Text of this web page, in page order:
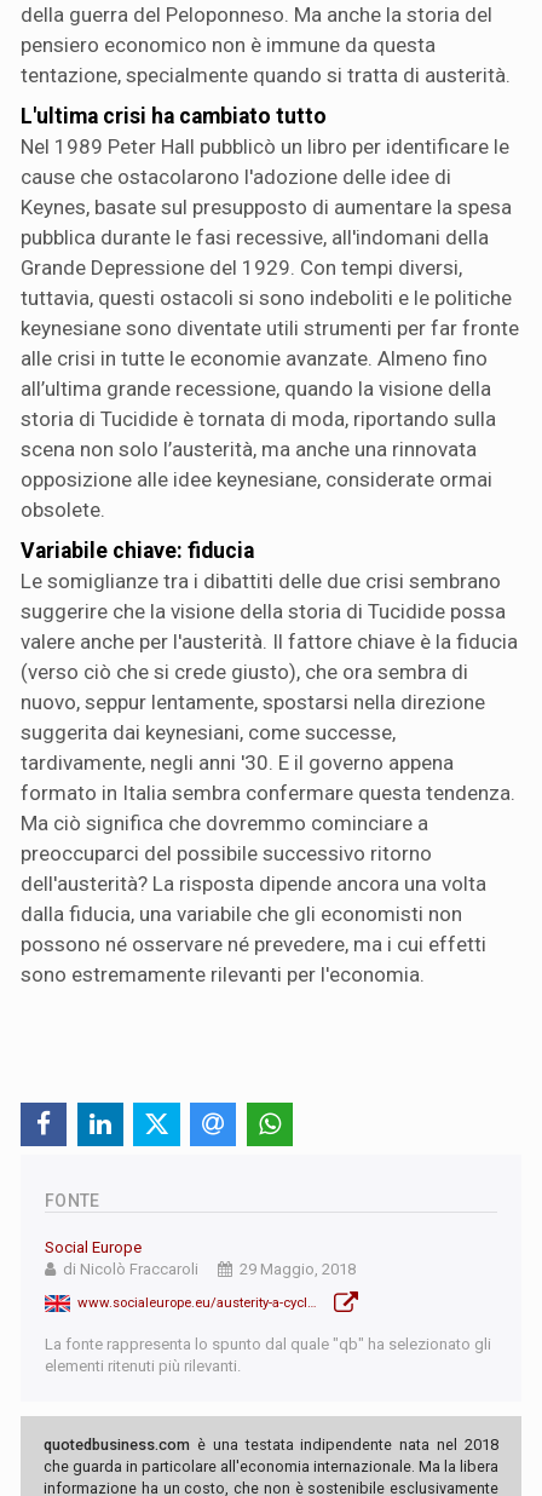
della guerra del Peloponneso. Ma anche la storia del
pensiero economico non è immune da questa
tentazione, specialmente quando si tratta di austerità.
L'ultima crisi ha cambiato tutto
Nel 1989 Peter Hall pubblicò un libro per identificare le
cause che ostacolarono l'adozione delle idee di
Keynes, basate sul presupposto di aumentare la spesa
pubblica durante le fasi recessive, all'indomani della
Grande Depressione del 1929. Con tempi diversi,
tuttavia, questi ostacoli si sono indeboliti e le politiche
keynesiane sono diventate utili strumenti per far fronte
alle crisi in tutte le economie avanzate. Almeno fino
all’ultima grande recessione, quando la visione della
storia di Tucidide è tornata di moda, riportando sulla
scena non solo l’austerità, ma anche una rinnovata
opposizione alle idee keynesiane, considerate ormai
obsolete.
Variabile chiave: fiducia
Le somiglianze tra i dibattiti delle due crisi sembrano
suggerire che la visione della storia di Tucidide possa
valere anche per l'austerità. Il fattore chiave è la fiducia
(verso ciò che si crede giusto), che ora sembra di
nuovo, seppur lentamente, spostarsi nella direzione
suggerita dai keynesiani, come successe,
tardivamente, negli anni '30. E il governo appena
formato in Italia sembra confermare questa tendenza.
Ma ciò significa che dovremmo cominciare a
preoccuparci del possibile successivo ritorno
dell'austerità? La risposta dipende ancora una volta
dalla fiducia, una variabile che gli economisti non
possono né osservare né prevedere, ma i cui effetti
sono estremamente rilevanti per l'economia.
FONTE
Social Europe
di Nicolò Fraccaroli
29 Maggio, 2018
www.socialeurope.eu/austerity-a-cyclical-tale
La fonte rappresenta lo spunto dal quale "qb" ha selezionato gli
elementi ritenuti più rilevanti.
quotedbusiness.com è una testata indipendente nata nel 2018
che guarda in particolare all'economia internazionale. Ma la libera
informazione ha un costo, che non è sostenibile esclusivamente